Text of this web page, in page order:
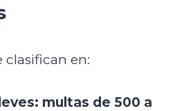
clasifican en:
multas de 500 a